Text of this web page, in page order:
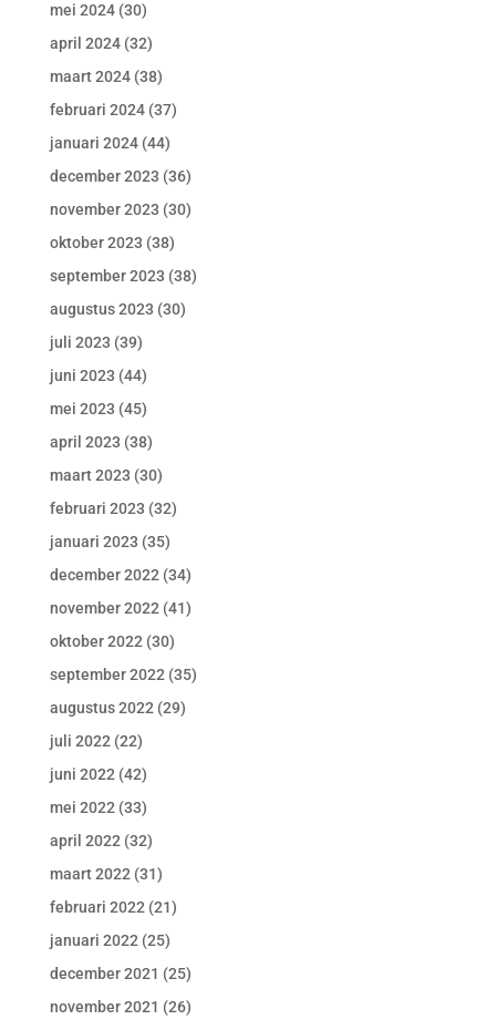
mei 2024(30)
april 2024(32)
maart 2024(38)
februari 2024(37)
januari 2024(44)
december 2023 (36)
november 2023 (30)
oktober 2023 (38)
september 2023 (38)
augustus 2023 (30)
juli 2023 (39)
juni 2023 (44)
mei 2023 (45)
april 2023 (38)
maart 2023 (30)
februari 2023 (32)
januari 2023 (35)
december 2022 (34)
november 2022 (41)
oktober 2022 (30)
september 2022 (35)
augustus 2022 (29)
juli 2022 (22)
juni 2022 (42)
mei 2022 (33)
april 2022 (32)
maart 2022 (31)
februari 2022 (21)
januari 2022 (25)
december 2021 (25)
november 2021 (26)